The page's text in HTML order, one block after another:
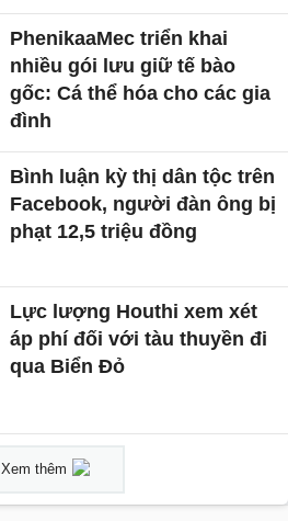
PhenikaaMec triển khai
nhiều gói lưu giữ tế bào
gốc: Cá thể hóa cho các gia
đình
Bình luận kỳ thị dân tộc trên
Facebook, người đàn ông bị
phạt 12,5 triệu đồng
Lực lượng Houthi xem xét
áp phí đối với tàu thuyền đi
qua Biển Đỏ
Xem thêm